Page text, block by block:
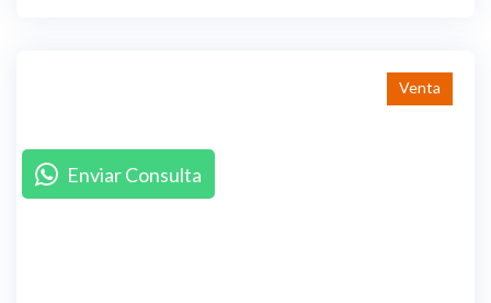
Venta
Enviar Consulta